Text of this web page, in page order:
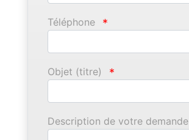
Téléphone *
Objet (titre) *
Description de votre demande